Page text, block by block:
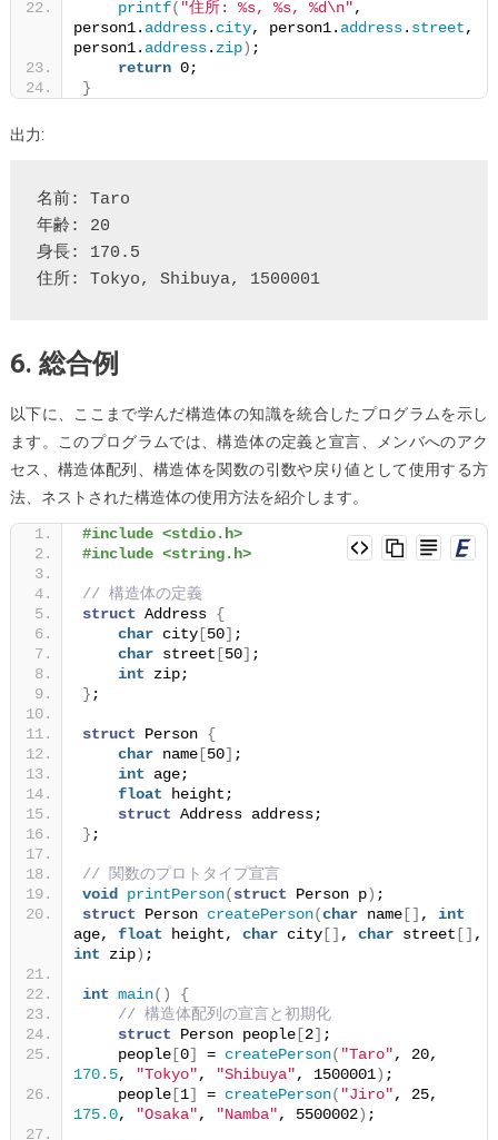
printf( "住所: %s, %s, %d\n",
person1. address. city, person1. address. street,
person1. address. zip) ;
return 0;
}
出力:
名前: Taro
年齢: 20
身長: 170.5
住所: Tokyo, Shibuya, 1500001
6. 総合例
以下に、ここまで学んだ構造体の知識を統合したプログラムを示し
ます。このプログラムでは、構造体の定義と宣言、メンバへのアク
セス、構造体配列、構造体を関数の引数や戻り値として使用する方
法、ネストされた構造体の使用方法を紹介します。
#include <stdio.h>
#include <string.h>
// 構造体の定義
struct Address {
char city[50] ;
char street [50] ;
int zip;
} ;
struct Person {
char name[50] ;
int age;
float height;
struct Address address;
} ;
// 関数のプロトタイプ宣言
void
printPerson(struct Person p) ;
struct Person createPerson(char name[] , int
age, float height, char city[] , char street []
int zip) ;
int main()
{
// 構造体配列の宣言と初期化
struct Person people[2] ;
    people
[0] = createPerson( "Taro"
170.5, "Tokyo", "Shibuya", 1500001) ;
    people
[1] = createPerson( "Jiro"
175.0, "Osaka", "Namba", 5500002) ;